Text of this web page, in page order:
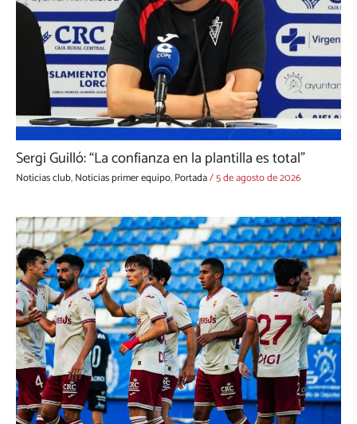
Sergi Guilló: “La confianza en la plantilla es total”
Noticias club,Noticias primer equipo,Portada/5 de agosto de 2026